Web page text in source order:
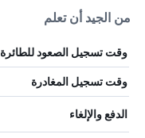
من الجيد أن تعلم
وقت تسجيل الصعود للطائرة
وقت تسجيل المغادرة
الدفع والإلغاء